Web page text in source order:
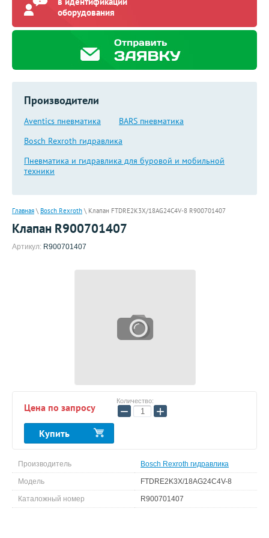
оборудования
Производители
Aventics пневматика
BARS пневматика
Bosch Rexroth гидравлика
Пневматика и гидравлика для буровой и мобильной
техники
Главная\ Bosch Rexroth\ Клапан FTDRE2K3X/18AG24C4V-8 R900701407
Клапан R900701407
Артикул: R900701407
Цена по запросу
Количество:
− +
Купить
Производитель Bosch Rexroth гидравлика
Модель FTDRE2K3X/18AG24C4V-8
Каталожный номер R900701407